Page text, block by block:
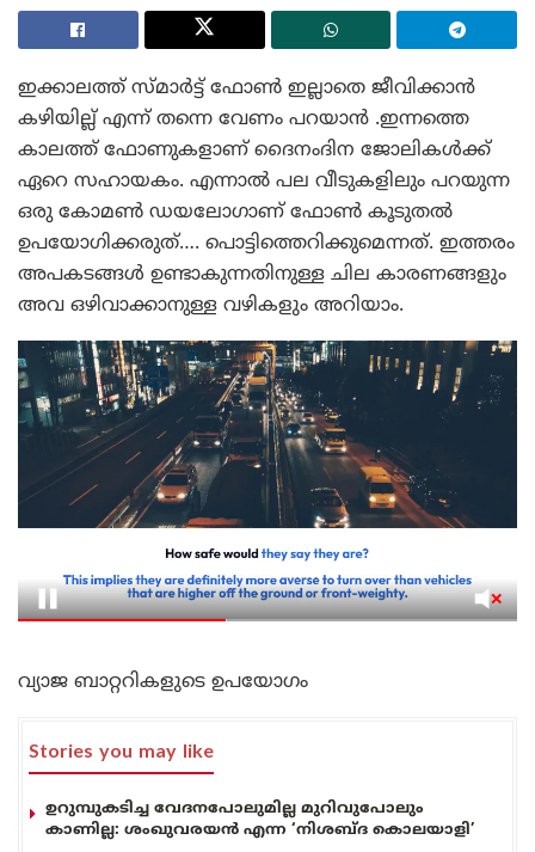
ഇക്കാലത്ത് സ്മാർട്ട് ഫോൺ ഇല്ലാതെ ജീവിക്കാൻ
കഴിയില്ല് എന്ന് തന്നെ വേണം പറയാൻ .ഇന്നത്തെ
കാലത്ത് ഫോണുകളാണ് ദൈനംദിന ജോലികൾക്ക്
ഏറെ സഹായകം. എന്നാൽ പല വീടുകളിലും പറയുന്ന
ഒരു കോമൺ ഡയലോഗാണ് ഫോൺ കൂടുതൽ
ഉപയോഗിക്കരുത്…. പൊട്ടിത്തെറിക്കുമെന്നത്. ഇത്തരം
അപകടങ്ങൾ ഉണ്ടാകുന്നതിനുള്ള ചില കാരണങ്ങളും
അവ ഒഴിവാക്കാനുള്ള വഴികളും അറിയാം.
വ്യാജ ബാറ്ററികളുടെ ഉപയോഗം
Stories you may like
ഉറുമ്പുകടിച്ച വേദനപോലുമില്ല മുറിവുപോലും
കാണില്ല: ശംഖുവരയൻ എന്ന ‘നിശബ്ദ കൊലയാളി’